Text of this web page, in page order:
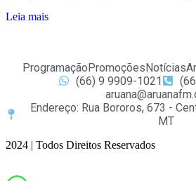
Leia mais
ProgramaçãoPromoçõesNotícias
(66) 9 9909-1021
Endereço: Rua Bororos, 673 -
MT
2024 | Todos Direitos Reservados